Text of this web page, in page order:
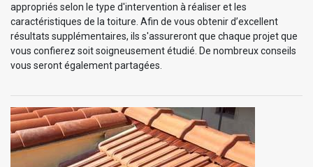
appropriés selon le type d'intervention à réaliser et les
caractéristiques de la toiture. Afin de vous obtenir d’excellent
résultats supplémentaires, ils s'assureront que chaque projet que
vous confierez soit soigneusement étudié. De nombreux conseils
vous seront également partagées.